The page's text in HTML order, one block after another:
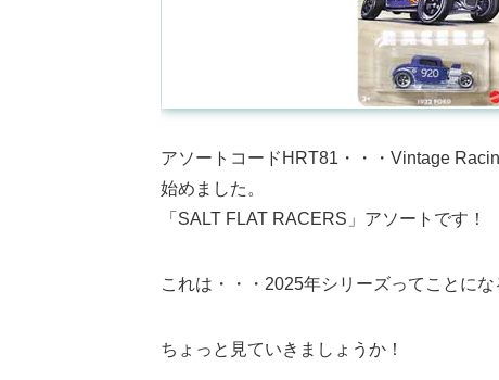
アソートコードHRT81・・・Vintage
始めました。
「SALT FLAT RACERS」アソートです！
これは・・・2025年シリーズってことにな
ちょっと見ていきましょうか！